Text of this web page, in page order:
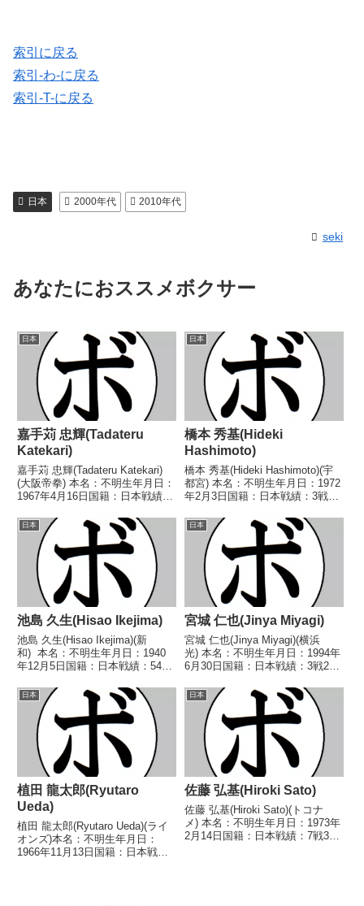
索引に戻る
索引-わ-に戻る
索引-T-に戻る
日本 2000年代 2010年代
seki
あなたにおススメボクサー
日本
嘉手苅 忠輝(Tadateru
Katekari)
嘉手苅 忠輝(Tadateru Katekari)
(大阪帝拳) 本名：不明生年月日：
1967年4月16日国籍：日本戦績：
ル】1989年度西日本スーパーバ
ンタム級新人王 【戦歴】
1988/01/17 ○1R...
日本
橋本 秀基(Hideki
Hashimoto)
橋本 秀基(Hideki Hashimoto)(宇
都宮) 本名：不明生年月日：1972
年2月3日国籍：日本戦績：3戦1
し 【戦歴】1992/07/02
○1RKO 加藤 茂(野口)■1992年度
東日本スー...
日本
池島 久生(Hisao Ikejima)
池島 久生(Hisao Ikejima)(新
和) 本名：不明生年月日：1940
年12月5日国籍：日本戦績：54戦
ル】なし 【戦歴】1958/01/04
○4R判定 (採点不明) 中平 拳太
郎(オ...
日本
宮城 仁也(Jinya Miyagi)
宮城 仁也(Jinya Miyagi)(横浜
光) 本名：不明生年月日：1994年
6月30日国籍：日本戦績：3戦2勝
し 【戦歴】2014/11/15
○1RTKO 関根 翔(厚木ワタナ
ベ)2015/02/18...
日本
植田 龍太郎(Ryutaro
Ueda)
植田 龍太郎(Ryutaro Ueda)(ライ
オンズ)本名：不明生年月日：
1966年11月13日国籍：日本戦
日本
佐藤 弘基(Hiroki Sato)
佐藤 弘基(Hiroki Sato)(トコナ
メ) 本名：不明生年月日：1973年
2月14日国籍：日本戦績：7戦3勝